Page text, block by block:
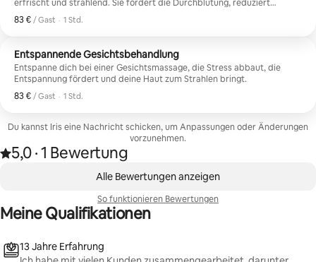
erfrischt und strahlend. Sie fördert die Durchblutung, reduziert
Verspannungen und bringt deine natürliche Ausstrahlung zum
Vorschein. 1-stündige Gesichtsmassage mit Bio-Ölen Manuelle
Betreuung durch eine zertifizierte Ganzheitstherapeutin Perfekt für
Reisende, die Entspannung und Stressabbau suchen. In Tampa gelegen.
#Wellness #ganzheitliche Erfahrung #Spa #Entspannung
83 € / Gast
83 € pro Gast
, · 1 Std.
Entspannende Gesichtsbehandlung
Entspanne dich bei einer Gesichtsmassage, die Stress abbaut, die
Entspannung fördert und deine Haut zum Strahlen bringt.
83 € / Gast
83 € pro Gast
, · 1 Std.
Du kannst Iris eine Nachricht schicken, um Anpassungen oder Änderungen
vorzunehmen.
Mit 5,0 von 5 Sternen bewertet, basierend auf 1 Bewertung
5,0
, ·1 Bewertung
ausprobieren sollst, lass sie deinen Geist beruhigen
und mit deiner Heilung weitermachen, du wirst
Alle Bewertungen anzeigen
So funktionieren Bewertungen
Meine Qualifikationen
13 Jahre Erfahrung